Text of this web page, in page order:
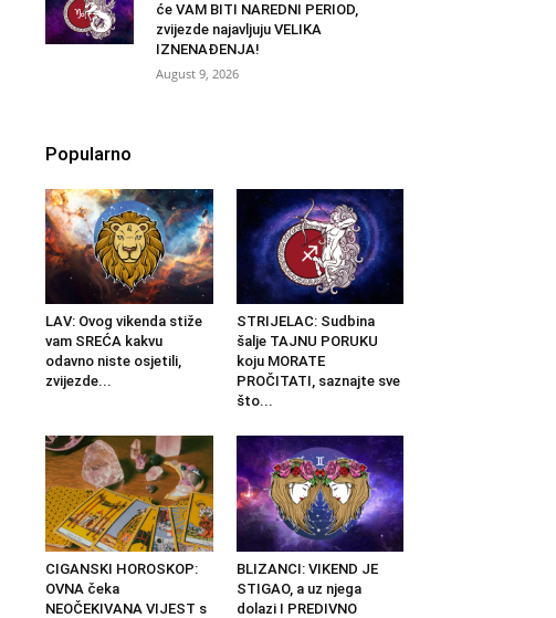
će VAM BITI NAREDNI PERIOD,
zvijezde najavljuju VELIKA
IZNENAĐENJA!
August 9, 2026
Popularno
LAV: Ovog vikenda stiže
vam SREĆA kakvu
odavno niste osjetili,
zvijezde...
STRIJELAC: Sudbina
šalje TAJNU PORUKU
koju MORATE
PROČITATI, saznajte sve
što...
CIGANSKI HOROSKOP:
OVNA čeka
NEOČEKIVANA VIJEST s
BLIZANCI: VIKEND JE
STIGAO, a uz njega
dolazi I PREDIVNO